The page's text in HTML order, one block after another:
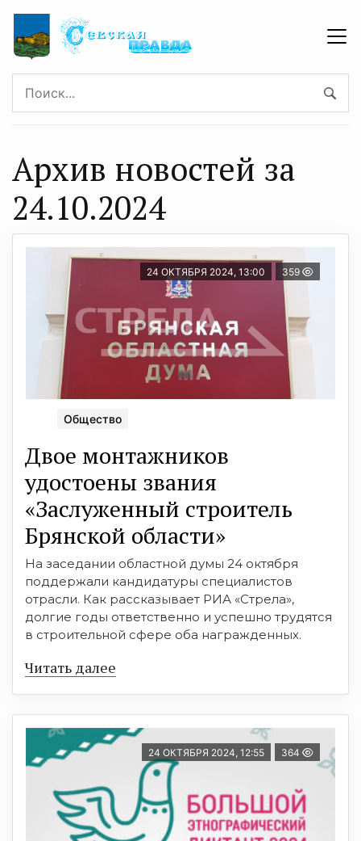
Архив новостей за
24.10.2024
24 ОКТЯБРЯ 2024, 13:00 359
Общество
Двое монтажников
удостоены звания
«Заслуженный строитель
Брянской области»
На заседании областной думы 24 октября
поддержали кандидатуры специалистов
отрасли. Как рассказывает РИА «Стрела»,
долгие годы ответственно и успешно трудятся
в строительной сфере оба награжденных.
Читать далее
24 ОКТЯБРЯ 2024, 12:55 364